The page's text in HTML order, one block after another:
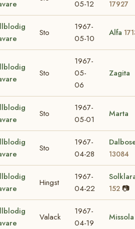
05-12 17927
Sto
1967-
05-10
Alfa
Sto
1967-
05-
06
Zagita
Sto
1967-
05-01
Marta
Sto
1967-
04-28
13084
Hingst
1967-
04-22
152 📷
Valack
1967-
04-19
Missola